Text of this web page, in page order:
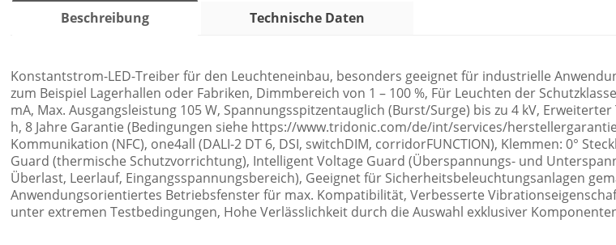
Beschreibung Technische Daten
Konstantstrom-LED-Treiber für den Leuchteneinbau, besonders geeignet für industrielle
zum Beispiel Lagerhallen oder Fabriken, Dimmbereich von 1 – 100 %, Für Leuchten der
mA, Max. Ausgangsleistung 105 W, Spannungsspitzentauglich (Burst/Surge) bis zu 4 kV,
h, 8 Jahre Garantie (Bedingungen siehe https://www.tridonic.com/de/int/services/
Kommunikation (NFC), one4all (DALI-2 DT 6, DSI, switchDIM, corridorFUNCTION), Klemmen: 0°
Guard (thermische Schutzvorrichtung), Intelligent Voltage Guard (Überspannungs- und
Überlast, Leerlauf, Eingangsspannungsbereich), Geeignet für Sicherheitsbeleuchtungsanlagen
Anwendungsorientiertes Betriebsfenster für max. Kompatibilität, Verbesserte
unter extremen Testbedingungen, Hohe Verlässlichkeit durch die Auswahl exklusiver